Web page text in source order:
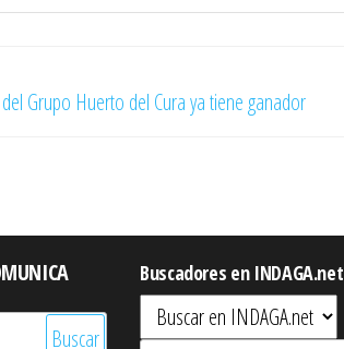
Grupo Huerto del Cura ya tiene ganador
Buscadores en INDAGA.net